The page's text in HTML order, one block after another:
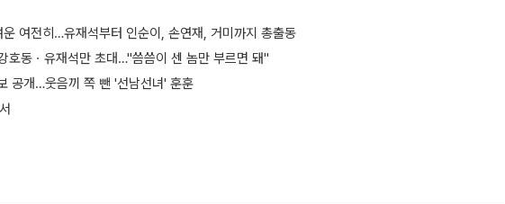
여전히…유재석부터 인순이, 손연재, 거미까지 총출동
호동ㆍ유재석만 초대…"씀씀이 센 놈만 부르면 돼"
공개…웃음끼 쪽 뺀 '선남선녀' 훈훈